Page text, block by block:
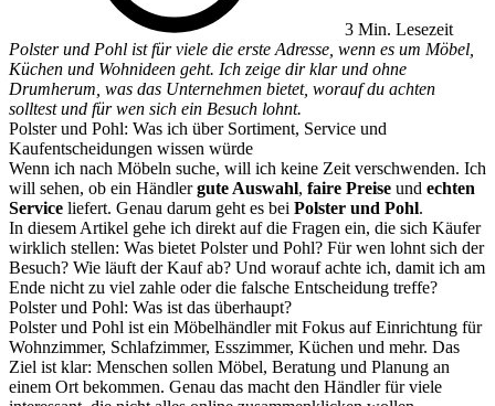
3 Min. Lesezeit
Polster und Pohl ist für viele die erste Adresse, wenn es um Möbel,
Küchen und Wohnideen geht. Ich zeige dir klar und ohne
Drumherum, was das Unternehmen bietet, worauf du achten
solltest und für wen sich ein Besuch lohnt.
Polster und Pohl: Was ich über Sortiment, Service und
Kaufentscheidungen wissen würde
Wenn ich nach Möbeln suche, will ich keine Zeit verschwenden. Ich
will sehen, ob ein Händlergute Auswahl, faire Preise und echten
Service liefert. Genau darum geht es bei Polster und Pohl.
In diesem Artikel gehe ich direkt auf die Fragen ein, die sich Käufer
wirklich stellen: Was bietet Polster und Pohl? Für wen lohnt sich der
Besuch? Wie läuft der Kauf ab? Und worauf achte ich, damit ich am
Ende nicht zu viel zahle oder die falsche Entscheidung treffe?
Polster und Pohl: Was ist das überhaupt?
Polster und Pohl ist ein Möbelhändler mit Fokus auf Einrichtung für
Wohnzimmer, Schlafzimmer, Esszimmer, Küchen und mehr. Das
Ziel ist klar: Menschen sollen Möbel, Beratung und Planung an
einem Ort bekommen. Genau das macht den Händler für viele